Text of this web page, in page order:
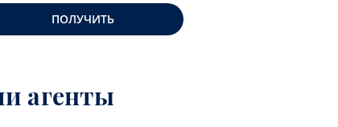
ПОЛУЧИТЬ
агенты